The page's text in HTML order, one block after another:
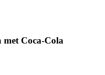
met Coca-Cola